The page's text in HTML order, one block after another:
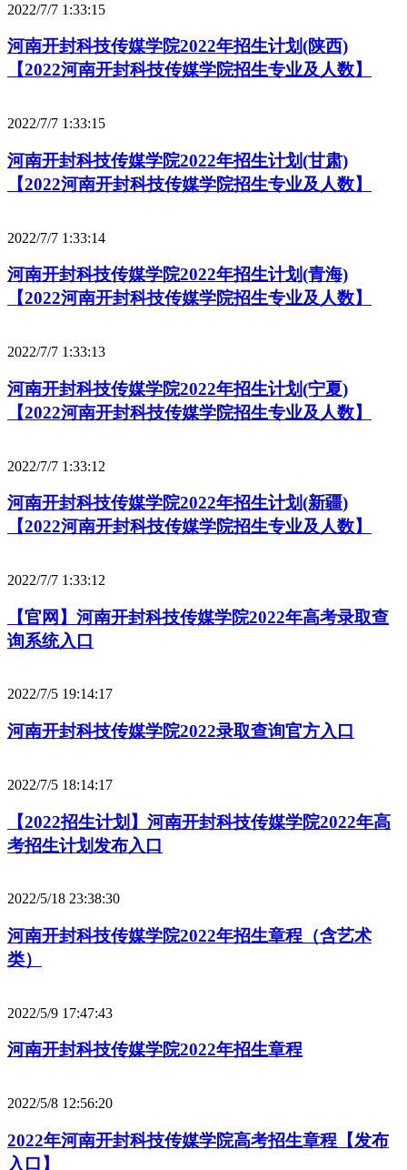
2022/7/7 1:33:15
河南开封科技传媒学院2022年招生计划(陕西)
【2022河南开封科技传媒学院招生专业及人数】
2022/7/7 1:33:15
河南开封科技传媒学院2022年招生计划(甘肃)
【2022河南开封科技传媒学院招生专业及人数】
2022/7/7 1:33:14
河南开封科技传媒学院2022年招生计划(青海)
【2022河南开封科技传媒学院招生专业及人数】
2022/7/7 1:33:13
河南开封科技传媒学院2022年招生计划(宁夏)
【2022河南开封科技传媒学院招生专业及人数】
2022/7/7 1:33:12
河南开封科技传媒学院2022年招生计划(新疆)
【2022河南开封科技传媒学院招生专业及人数】
2022/7/7 1:33:12
【官网】河南开封科技传媒学院2022年高考录取查
询系统入口
2022/7/5 19:14:17
河南开封科技传媒学院2022录取查询官方入口
2022/7/5 18:14:17
【2022招生计划】河南开封科技传媒学院2022年高
考招生计划发布入口
2022/5/18 23:38:30
河南开封科技传媒学院2022年招生章程（含艺术
类）
2022/5/9 17:47:43
河南开封科技传媒学院2022年招生章程
2022/5/8 12:56:20
2022年河南开封科技传媒学院高考招生章程【发布
入口】